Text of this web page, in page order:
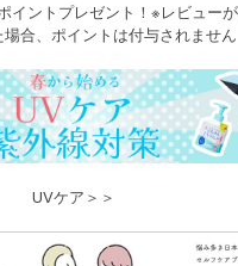
イントプレゼント！※レビュー
合、ポイントは付与されません
UVケア＞＞